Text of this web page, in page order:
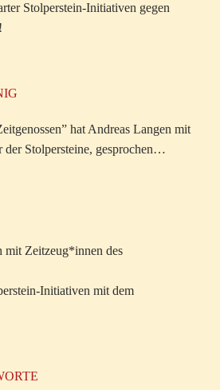
Stolperstein-Initiativen gegen
hat Andreas Langen mit
Stolpersteine, gesprochen…
mit Zeitzeug*innen des
Initiativen mit dem